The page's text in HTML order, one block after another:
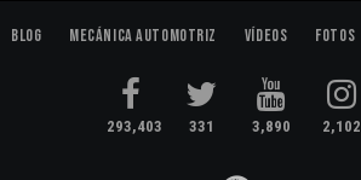
Blog Mecánica Automotriz Vídeos Fotos
293,403 331 3,890 2,102